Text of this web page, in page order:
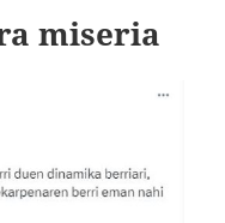
miseria